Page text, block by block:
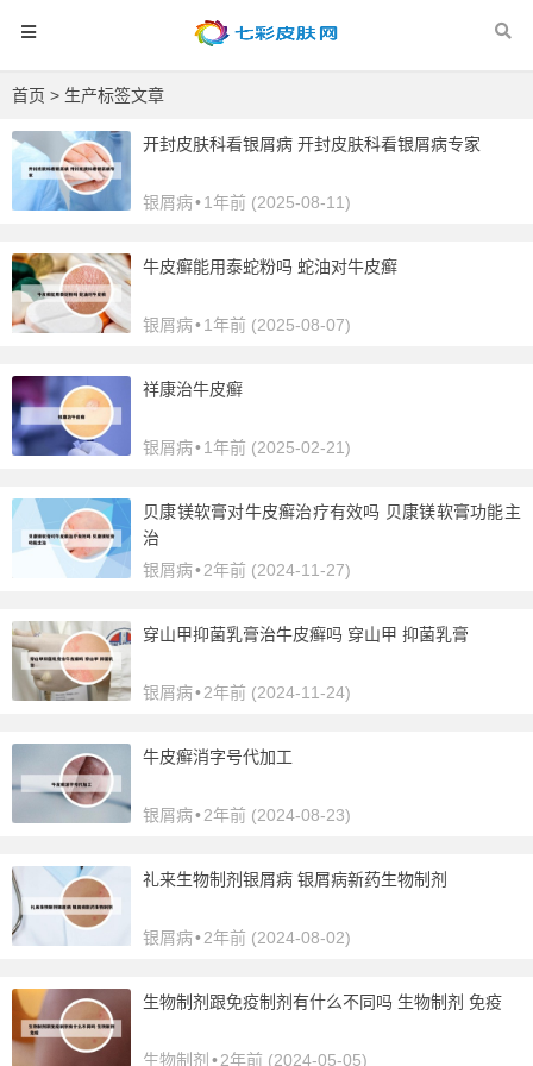
首页 > 生产标签文章
开封皮肤科看银屑病 开封皮肤科看银屑病专家
银屑病•1年前 (2025-08-11)
牛皮癣能用泰蛇粉吗 蛇油对牛皮癣
银屑病•1年前 (2025-08-07)
祥康治牛皮癣
银屑病•1年前 (2025-02-21)
贝康镁软膏对牛皮癣治疗有效吗 贝康镁软膏功能主
治
银屑病•2年前 (2024-11-27)
穿山甲抑菌乳膏治牛皮癣吗 穿山甲 抑菌乳膏
银屑病•2年前 (2024-11-24)
牛皮癣消字号代加工
银屑病•2年前 (2024-08-23)
礼来生物制剂银屑病 银屑病新药生物制剂
银屑病•2年前 (2024-08-02)
生物制剂跟免疫制剂有什么不同吗 生物制剂 免疫
生物制剂 •2年前 (2024-05-05)